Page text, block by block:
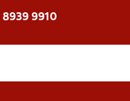
8939 9910